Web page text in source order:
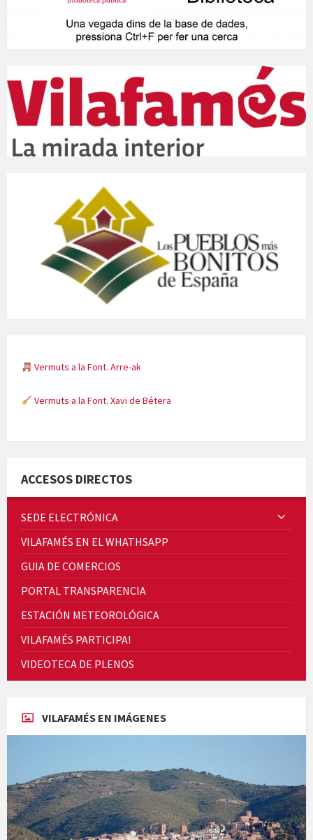
Vermuts a la Font. Arre-ak
Vermuts a la Font. Xavi de Bétera
Quintà Culroja
Cicle de Cine i Dones rurals
Concerts al Museu
ACCESOS DIRECTOS
SEDE ELECTRÓNICA
VILAFAMÉS EN EL WHATHSAPP
GUIA DE COMERCIOS
PORTAL TRANSPARENCIA
ESTACIÓN METEOROLÓGICA
VILAFAMÉS PARTICIPA!
VIDEOTECA DE PLENOS
VILAFAMÉS EN IMÁGENES